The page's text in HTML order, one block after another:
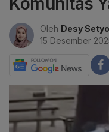
Oleh Desy
15 Desember